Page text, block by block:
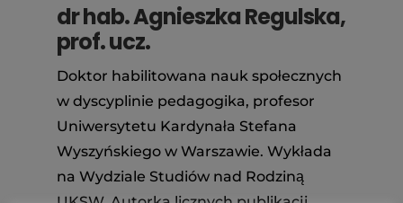
dr hab. Agnieszka Regulska,
prof. ucz.
Doktor habilitowana nauk społecznych
w dyscyplinie pedagogika, profesor
Uniwersytetu Kardynała Stefana
Wyszyńskiego w Warszawie. Wykłada
na Wydziale Studiów nad Rodziną